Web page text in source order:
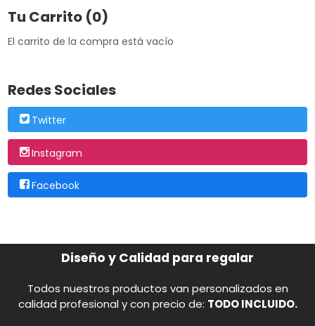
Tu Carrito (0)
El carrito de la compra está vacío
Redes Sociales
Twitter
Instagram
Facebook
Diseño y Calidad para regalar
Todos nuestros productos van personalizados en
calidad profesional y con precio de: TODO INCLUIDO.